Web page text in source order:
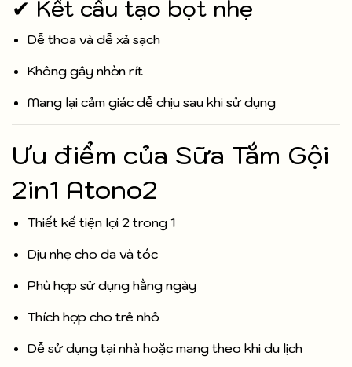
✔ Kết cấu tạo bọt nhẹ
Dễ thoa và dễ xả sạch
Không gây nhờn rít
Mang lại cảm giác dễ chịu sau khi sử dụng
Ưu điểm của Sữa Tắm Gội
2in1 Atono2
Thiết kế tiện lợi 2 trong 1
Dịu nhẹ cho da và tóc
Phù hợp sử dụng hằng ngày
Thích hợp cho trẻ nhỏ
Dễ sử dụng tại nhà hoặc mang theo khi du lịch